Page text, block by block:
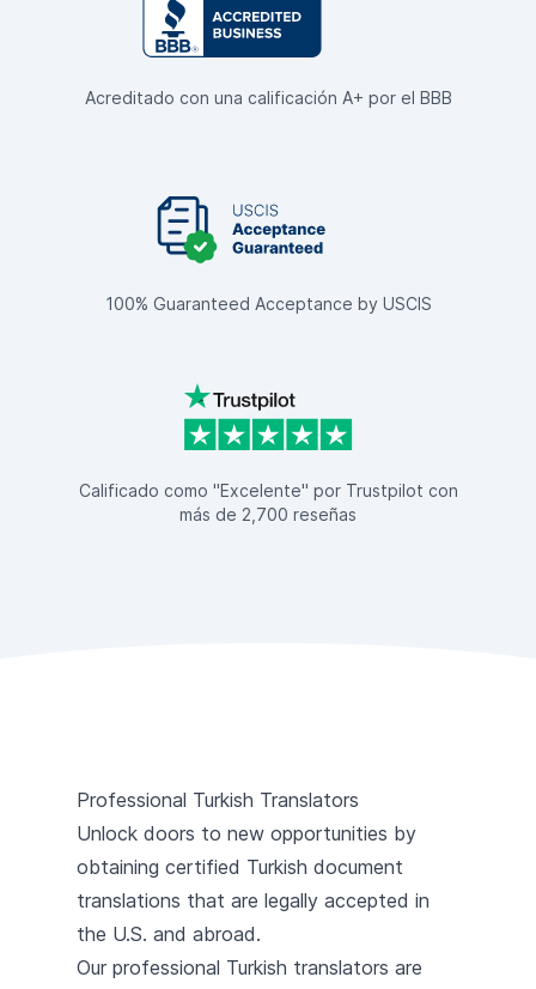
Acreditado con una calificación A+ por el BBB
100% Guaranteed Acceptance by USCIS
Calificado como "Excelente" por Trustpilot con
más de 2,700 reseñas
Professional Turkish Translators
Unlock doors to new opportunities by
obtaining certified Turkish document
translations that are legally accepted in
the U.S. and abroad.
Our professional Turkish translators are